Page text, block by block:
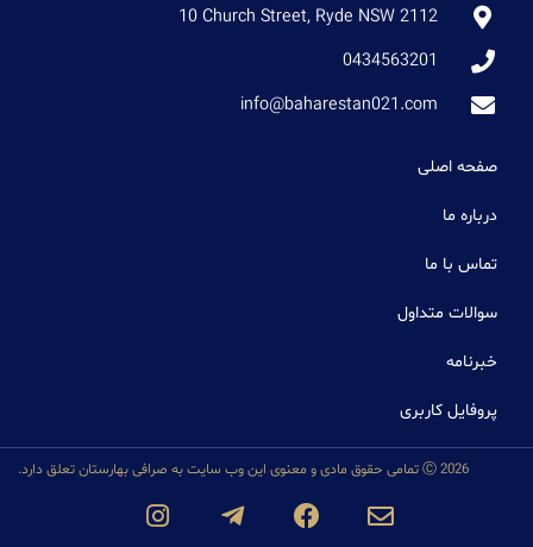
10 Church Street, Ryde NSW 2112
0434563201
info@baharestan021.com
صفحه اصلی
درباره ما
تماس با ما
سوالات متداول
خبرنامه
پروفایل کاربری
Ⓒ 2026 تمامی حقوق مادی و معنوی این وب سایت به صرافی بهارستان تعلق دارد.